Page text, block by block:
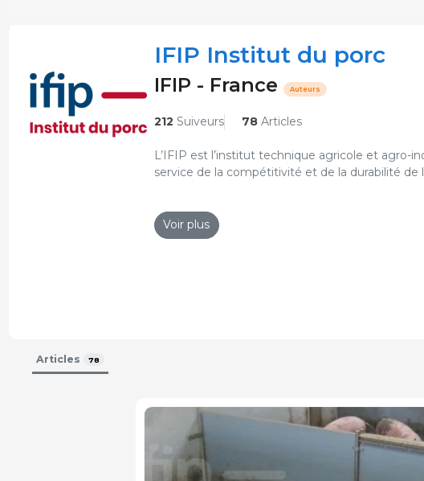
IFIP Institut du porc
IFIP - France Auteurs
212 Suiveurs 78Articles
L’IFIP est l’institut technique agricole et agro-
service de la compétitivité et de la durabilité de
Voir plus
Articles 78